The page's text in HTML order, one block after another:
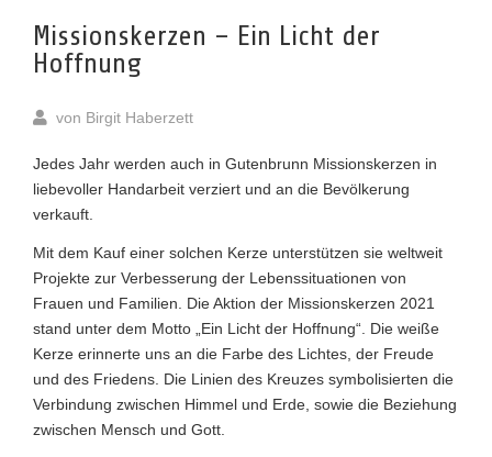
Missionskerzen – Ein Licht der
Hoffnung
von Birgit Haberzett
Jedes Jahr werden auch in Gutenbrunn Missionskerzen in
liebevoller Handarbeit verziert und an die Bevölkerung
verkauft.
Mit dem Kauf einer solchen Kerze unterstützen sie weltweit
Projekte zur Verbesserung der Lebenssituationen von
Frauen und Familien. Die Aktion der Missionskerzen 2021
stand unter dem Motto „Ein Licht der Hoffnung“. Die weiße
Kerze erinnerte uns an die Farbe des Lichtes, der Freude
und des Friedens. Die Linien des Kreuzes symbolisierten die
Verbindung zwischen Himmel und Erde, sowie die Beziehung
zwischen Mensch und Gott.